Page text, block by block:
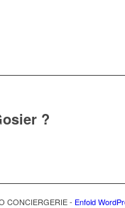
?
CONCIERGERIE - Enfold